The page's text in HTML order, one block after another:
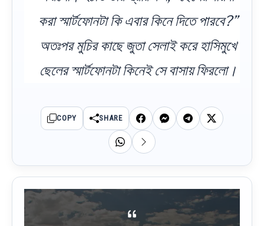
করা স্মার্টফোনটা কি এবার কিনে দিতে পারবে?”
অতঃপর মুচির কাছে জুতা সেলাই করে হাসিমুখে
ছেলের স্মার্টফোনটা কিনেই সে বাসায় ফিরলো।
COPY SHARE